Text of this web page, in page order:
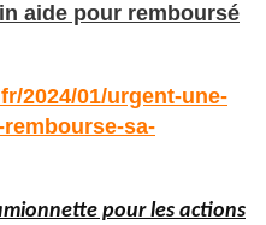
aide pour remboursé
2024/01/urgent-une-
sa-
pour les actions